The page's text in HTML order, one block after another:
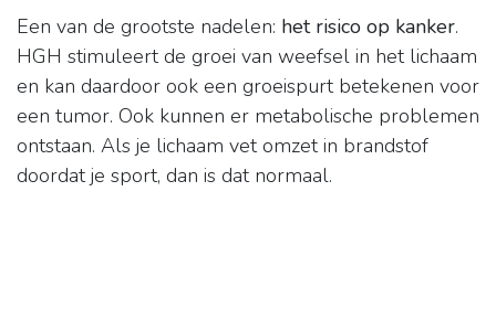
Een van de grootste nadelen: het risico op kanker.
HGH stimuleert de groei van weefsel in het lichaam
en kan daardoor ook een groeispurt betekenen voor
een tumor. Ook kunnen er metabolische problemen
ontstaan. Als je lichaam vet omzet in brandstof
doordat je sport, dan is dat normaal.